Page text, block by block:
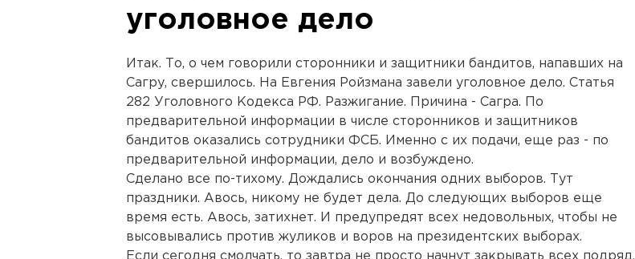
уголовное дело
Итак. То, о чем говорили сторонники и защитники бандитов, напавших на
Сагру, свершилось. На Евгения Ройзмана завели уголовное дело. Статья
282 Уголовного Кодекса РФ. Разжигание. Причина - Сагра. По
предварительной информации в числе сторонников и защитников
бандитов оказались сотрудники ФСБ. Именно с их подачи, еще раз - по
предварительной информации, дело и возбуждено.
Сделано все по-тихому. Дождались окончания одних выборов. Тут
праздники. Авось, никому не будет дела. До следующих выборов еще
время есть. Авось, затихнет. И предупредят всех недовольных, чтобы не
высовывались против жуликов и воров на президентских выборах.
Если сегодня смолчать, то завтра не просто начнут закрывать всех подряд,